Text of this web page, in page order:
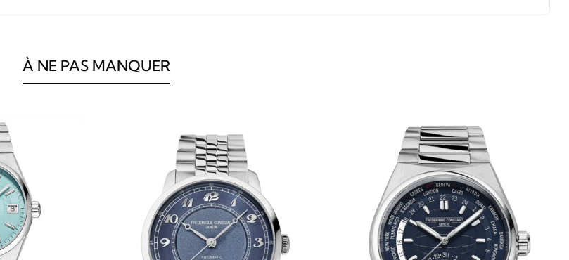
À NE PAS MANQUER